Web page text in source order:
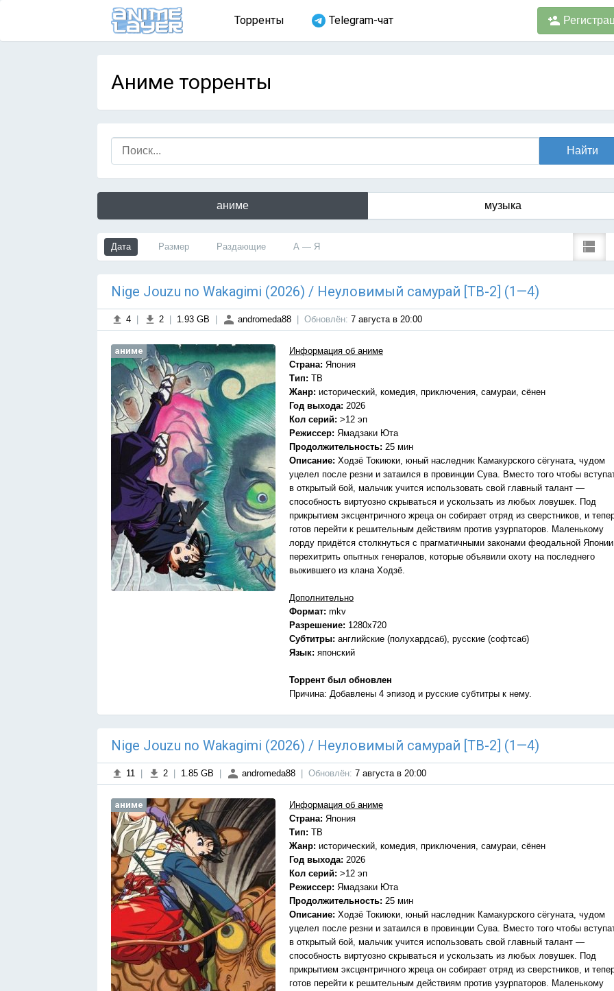
Торренты Telegram-чат
Аниме торренты
аниме музыка
Дата Размер Раздающие А — Я
Nige Jouzu no Wakagimi (2026) / Неуловимый самурай [ТВ-2] (1—4)
4 2 1.93 GB andromeda88 Обновлён: 7 августа в 20:00
аниме
Информация об аниме
Страна: Япония
Тип: ТВ
Жанр: исторический, комедия, приключения, самураи, сёнен
Год выхода: 2026
Кол серий: >12 эп
Режиссер: Ямадзаки Юта
Продолжительность: 25 мин
Описание: Ходзё Токиюки, юный наследник Камакурского сёгуната, чудом
уцелел после резни и затаился в провинции Сува. Вместо того чтобы
в открытый бой, мальчик учится использовать свой главный талант —
способность виртуозно скрываться и ускользать из любых ловушек. Под
прикрытием эксцентричного жреца он собирает отряд из сверстников, и
готов перейти к решительным действиям против узурпаторов. Маленькому
лорду придётся столкнуться с прагматичными законами феодальной
перехитрить опытных генералов, которые объявили охоту на последнего
выжившего из клана Ходзё.
Дополнительно
Формат: mkv
Разрешение: 1280x720
Субтитры: английские (полухардсаб), русские (софтсаб)
Язык: японский
Торрент был обновлен
Причина: Добавлены 4 эпизод и русские субтитры к нему.
Nige Jouzu no Wakagimi (2026) / Неуловимый самурай [ТВ-2] (1—4)
11 2 1.85 GB andromeda88 Обновлён: 7 августа в 20:00
аниме
Информация об аниме
Страна: Япония
Тип: ТВ
Жанр: исторический, комедия, приключения, самураи, сёнен
Год выхода: 2026
Кол серий: >12 эп
Режиссер: Ямадзаки Юта
Продолжительность: 25 мин
Описание: Ходзё Токиюки, юный наследник Камакурского сёгуната, чудом
уцелел после резни и затаился в провинции Сува. Вместо того чтобы
в открытый бой, мальчик учится использовать свой главный талант —
способность виртуозно скрываться и ускользать из любых ловушек. Под
прикрытием эксцентричного жреца он собирает отряд из сверстников, и
готов перейти к решительным действиям против узурпаторов. Маленькому